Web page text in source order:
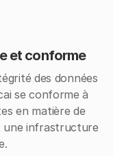
et conforme
des données
se conforme à
en matière de
une infrastructure